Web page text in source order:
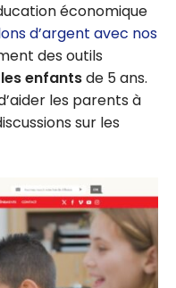
économique
d’argent avec nos
des outils
enfantsde 5 ans.
les parents à
sur les